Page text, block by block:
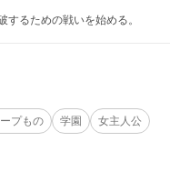
るための戦いを始める。
プもの 学園 女主人公